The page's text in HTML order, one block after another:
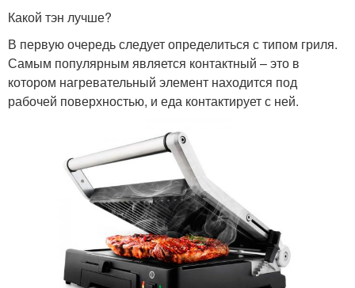
Какой тэн лучше?
В первую очередь следует определиться с типом гриля.
Самым популярным является контактный – это в
котором нагревательный элемент находится под
рабочей поверхностью, и еда контактирует с ней.